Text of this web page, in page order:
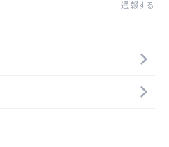
通報する